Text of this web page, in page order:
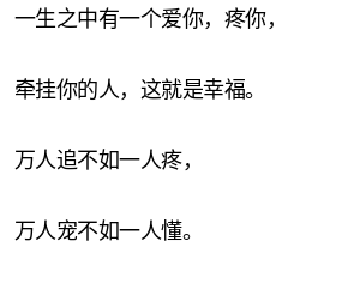
一生之中有一个爱你，疼你，
牵挂你的人，这就是幸福。
万人追不如一人疼，
万人宠不如一人懂。